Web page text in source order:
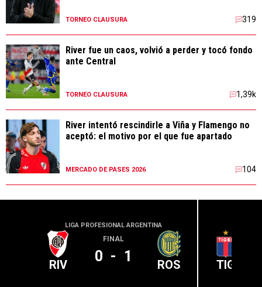
TORNEO CLAUSURA 319
River fue un caos, volvió a perder y tocó fondo
ante Central
TORNEO CLAUSURA 1,39k
River intentó rescindirle a Viña y Flamengo no
aceptó: el motivo por el que fue apartado
MERCADO DE PASES 2026 104
LIGA PROFESIONAL ARGENTINA
RIV
FINAL
0 - 1 ROS TIG